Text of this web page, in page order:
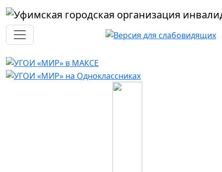
Перейти к основному содержанию